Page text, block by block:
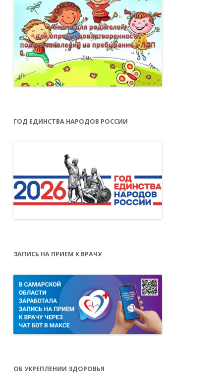
ГОД ЕДИНСТВА НАРОДОВ РОССИИ
ЗАПИСЬ НА ПРИЕМ К ВРАЧУ
ОБ УКРЕПЛЕНИИ ЗДОРОВЬЯ